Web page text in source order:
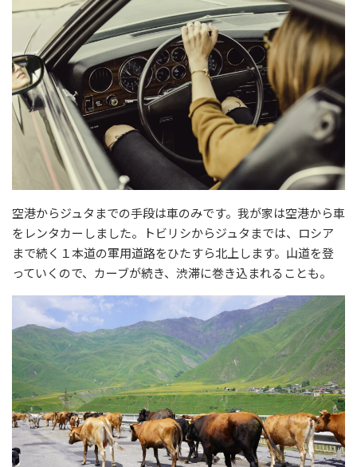
空港からジュタまでの手段は車のみです。我が家は空港から車
をレンタカーしました。トビリシからジュタまでは、ロシア
まで続く１本道の軍用道路をひたすら北上します。山道を登
っていくので、カーブが続き、渋滞に巻き込まれることも。